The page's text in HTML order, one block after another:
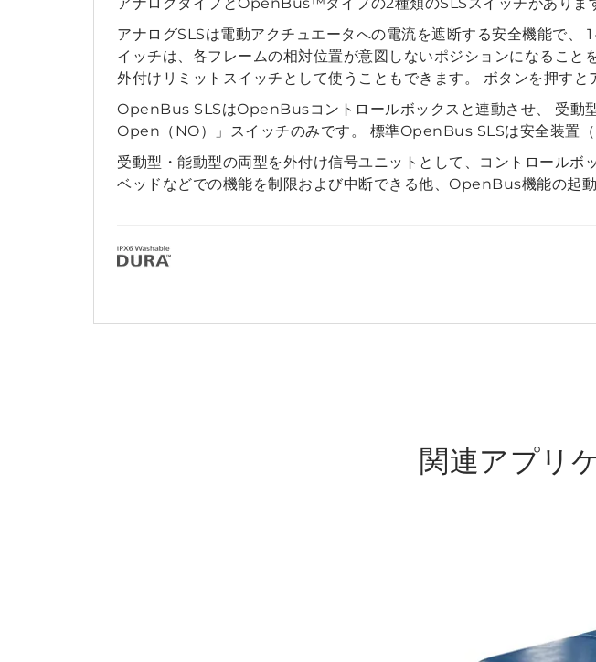
アナログSLSは電動アクチュエータへの電流を遮断する安全機能で、
イッチは、各フレームの相対位置が意図しないポジションになるこ
外付けリミットスイッチとして使うこともできます。 ボタンを押すと
OpenBus SLSはOpenBusコントロールボックスと連動させ、 受動
Open（NO）」スイッチのみです。 標準OpenBus SLSは安全装置（
受動型・能動型の両型を外付け信号ユニットとして、コントロールボ
ベッドなどでの機能を制限および中断できる他、OpenBus機能の起動
関連アプリ